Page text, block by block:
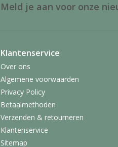
Meld je aan voor onze
Klantenservice
Over ons
Algemene voorwaarden
Privacy Policy
Betaalmethoden
Verzenden & retourneren
Klantenservice
Sitemap